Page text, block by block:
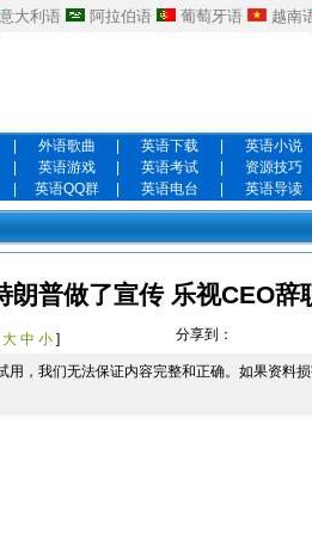
意大利语 阿拉伯语 葡萄牙语 越南
外语歌曲 英语下载 英语小说
英语游戏 英语考试 资源技巧
英语QQ群 英语电台 英语导读
朗普做了宣传 乐视CEO辞
大 中 小 ] 分享到：
，我们无法保证内容完整和正确。如果资料